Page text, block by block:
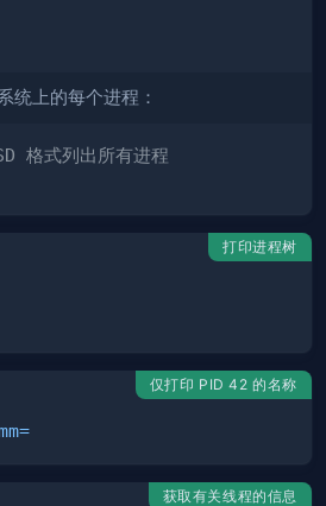
统上的每个进程：
格式列出所有进程
打印进程树
仅打印 PID 42 的名称
=
获取有关线程的信息